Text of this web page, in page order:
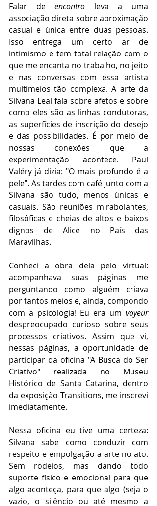
Falar de encontro leva a uma
associação direta sobre aproximação
casual e única entre duas pessoas.
Isso entrega um certo ar de
intimismo e tem total relação com o
que me encanta no trabalho, no jeito
e nas conversas com essa artista
multimeios tão complexa. A arte da
Silvana Leal fala sobre afetos e sobre
como eles são as linhas condutoras,
as superfícies de inscrição do desejo
e das possibilidades. É por meio de
nossas conexões que a
experimentação acontece.
Paul
Valéry já dizia: "O mais profundo é a
pele". As tardes com café junto com a
Silvana são tudo, menos únicas e
casuais. São reuniões mirabolantes,
filosóficas e cheias de altos e baixos
dignos de Alice no País das
Maravilhas.
Conheci a obra dela pelo virtual:
acompanhava suas páginas me
perguntando como alguém criava
por tantos meios e, ainda, compondo
com a psicologia! Eu era um voyeur
despreocupado curioso sobre seus
processos criativos. Assim que vi,
nessas páginas, a oportunidade de
participar da oficina "A Busca do Ser
Criativo" realizada no Museu
Histórico de Santa Catarina, dentro
da exposição Transitions, me inscrevi
imediatamente.
Nessa oficina eu tive uma certeza:
Silvana sabe como conduzir com
respeito e empolgação a arte no ato.
Sem rodeios, mas dando todo
suporte físico e emocional para que
algo aconteça, para que algo (seja o
vazio, o silêncio ou até mesmo a